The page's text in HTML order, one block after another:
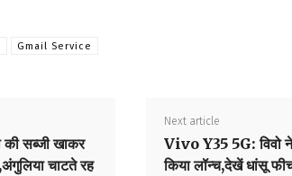
Gmail Service
सब्जी खाकर
चाटते रह
Next article
Vivo Y35 5G: विवो ने
किया लॉन्च,देखें धांसू